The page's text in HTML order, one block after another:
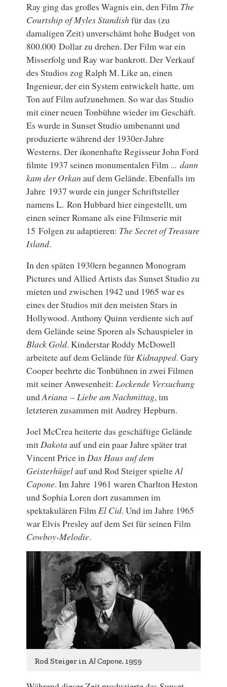
Ray ging das großes Wagnis ein, den Film The
Courtship of Myles Standish für das (zu
damaligen Zeit) unverschämt hohe Budget von
800.000 Dollar zu drehen. Der Film war ein
Misserfolg und Ray war bankrott. Der Verkauf
des Studios zog Ralph M. Like an, einen
Ingenieur, der ein System entwickelt hatte, um
Ton auf Film aufzunehmen. So war das Studio
mit einer neuen Tonbühne wieder im Geschäft.
Es wurde in Sunset Studio umbenannt und
produzierte während der 1930er-Jahre
Westerns. Der ikonenhafte Regisseur John Ford
filmte 1937 seinen monumentalen Film... dann
kam der Orkan auf dem Gelände. Ebenfalls im
Jahre 1937 wurde ein junger Schriftsteller
namens L. Ron Hubbard hier eingestellt, um
einen seiner Romane als eine Filmserie mit
15 Folgen zu adaptieren: The Secret of Treasure
Island.
In den späten 1930ern begannen Monogram
Pictures und Allied Artists das Sunset Studio zu
mieten und zwischen 1942 und 1965 war es
eines der Studios mit den meisten Stars in
Hollywood. Anthony Quinn verdiente sich auf
dem Gelände seine Sporen als Schauspieler in
Black Gold. Kinderstar Roddy McDowell
arbeitete auf dem Gelände fürKidnapped. Gary
Cooper beehrte die Tonbühnen in zwei Filmen
mit seiner Anwesenheit:Lockende Versuchung
undAriana – Liebe am Nachmittag, im
letzteren zusammen mit Audrey Hepburn.
Joel McCrea heiterte das geschäftige Gelände
mitDakota auf und ein paar Jahre später trat
Vincent Price inDas Haus auf dem
Geisterhügelauf und Rod Steiger spielteAl
Capone. Im Jahre 1961 waren Charlton Heston
und Sophia Loren dort zusammen im
spektakulären FilmEl Cid. Und im Jahre 1965
war Elvis Presley auf dem Set für seinen Film
Cowboy-Melodie.
Rod Steiger inAl Capone, 1959